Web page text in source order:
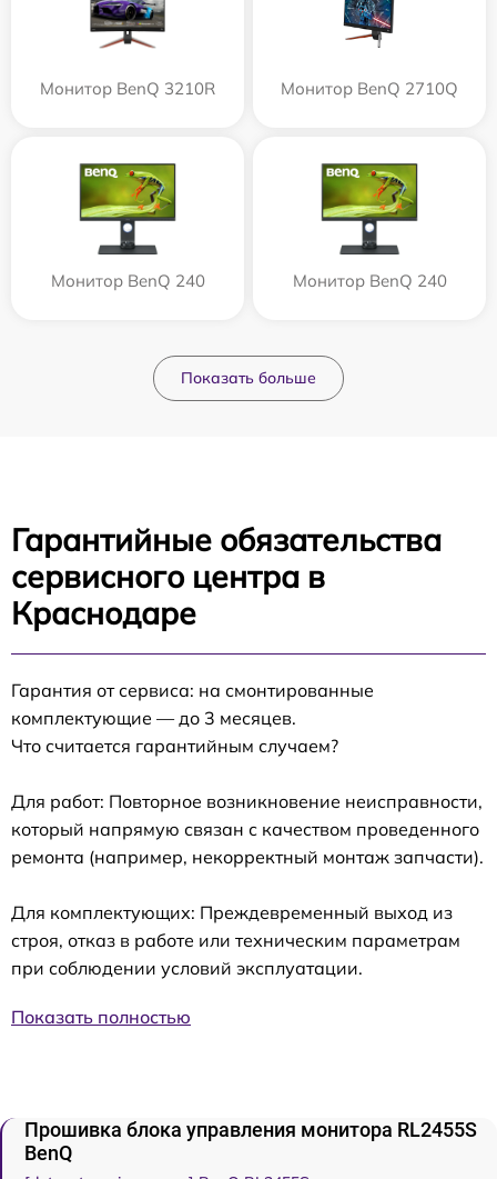
Монитор BenQ 3210R Монитор BenQ 2710Q
Монитор BenQ 240 Монитор BenQ 240
Показать больше
Гарантийные обязательства
сервисного центра в
Краснодаре
Гарантия от сервиса: на смонтированные
комплектующие — до 3 месяцев.
Что считается гарантийным случаем?
Для работ: Повторное возникновение неисправности,
который напрямую связан с качеством проведенного
ремонта (например, некорректный монтаж запчасти).
Для комплектующих: Преждевременный выход из
строя, отказ в работе или техническим параметрам
при соблюдении условий эксплуатации.
Показать полностью
Прошивка блока управления монитора RL2455S
BenQ